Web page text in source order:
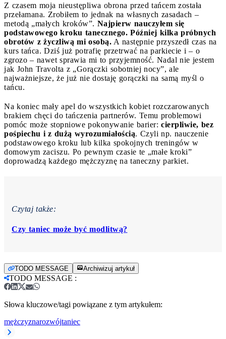
Z czasem moja nieustępliwa obrona przed tańcem została
przełamana. Zrobiłem to jednak na własnych zasadach –
metodą „małych kroków”. Najpierw nauczyłem się
podstawowego kroku tanecznego. Później kilka próbnych
obrotów z życzliwą mi osobą. A następnie przyszedł czas na
kurs tańca. Dziś już potrafię przetrwać na parkiecie i – o
zgrozo – nawet sprawia mi to przyjemność. Nadal nie jestem
jak John Travolta z „Gorączki sobotniej nocy”, ale
najważniejsze, że już nie dostaję gorączki na samą myśl o
tańcu.
Na koniec mały apel do wszystkich kobiet rozczarowanych
brakiem chęci do tańczenia partnerów. Temu problemowi
pomóc może stopniowe pokonywanie barier: cierpliwie, bez
pośpiechu i z dużą wyrozumiałością. Czyli np. nauczenie
podstawowego kroku lub kilka spokojnych treningów w
domowym zaciszu. Po pewnym czasie te „małe kroki”
doprowadzą każdego mężczyznę na taneczny parkiet.
Czytaj także:
Czy taniec może być modlitwą?
TODO MESSAGE Archiwizuj artykuł
TODO MESSAGE :
Słowa kluczowe/tagi powiązane z tym artykułem:
mężczyznarozwójtaniec